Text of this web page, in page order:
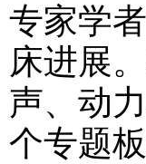
专家学
床进展
声、动
个专题